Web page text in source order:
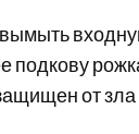
подкову
от зла